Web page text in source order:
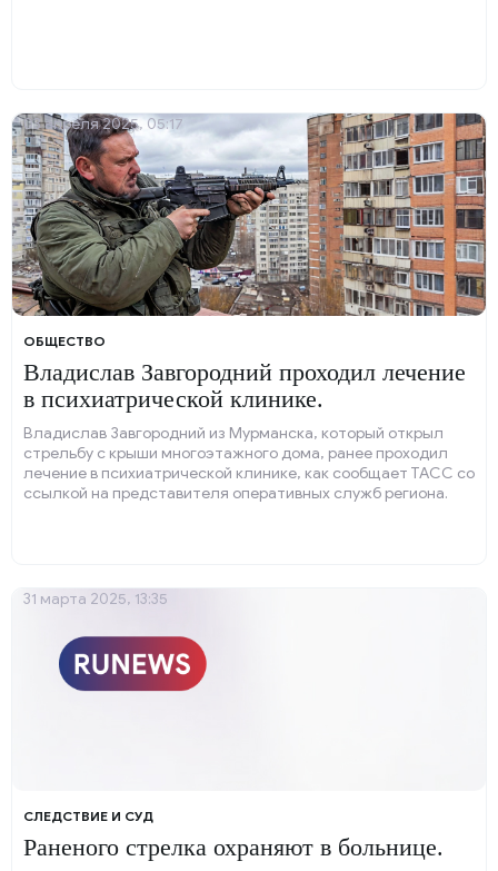
ОБЩЕСТВО
Владислав Завгородний проходил лечение
в психиатрической клинике.
Владислав Завгородний из Мурманска, который открыл
стрельбу с крыши многоэтажного дома, ранее проходил
лечение в психиатрической клинике, как сообщает ТАСС со
ссылкой на представителя оперативных служб региона.
03 апреля 2025, 05:17
СЛЕДСТВИЕ И СУД
Раненого стрелка охраняют в больнице.
31 марта 2025, 13:35